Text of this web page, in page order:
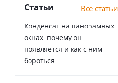
Статьи Все статьи
Конденсат на панорамных
окнах: почему он
появляется и как с ним
бороться